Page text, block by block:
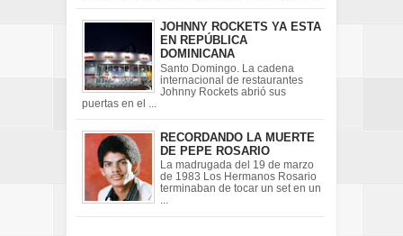
JOHNNY ROCKETS YA ESTA
EN REPÚBLICA
DOMINICANA
Santo Domingo. La cadena
internacional de restaurantes
Johnny Rockets abrió sus
puertas en el ...
RECORDANDO LA MUERTE
DE PEPE ROSARIO
La madrugada del 19 de marzo
de 1983 Los Hermanos Rosario
terminaban de tocar un set en un
...